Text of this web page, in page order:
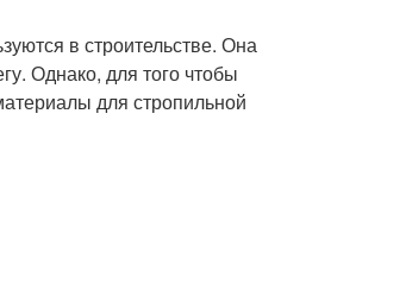
в строительстве. Она
Однако, для того чтобы
для стропильной